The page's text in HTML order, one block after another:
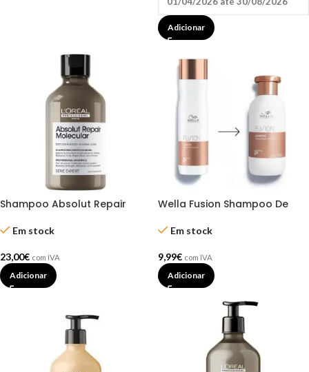
Adicionar
Shampoo Absolut Repair
Em stock
23,00€ com IVA
Adicionar
Wella Fusion Shampoo De
Em stock
9,99€ com IVA
Adicionar